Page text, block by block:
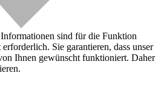
sind für die Funktion
Sie garantieren, dass unser
Ihnen gewünscht funktioniert. Daher